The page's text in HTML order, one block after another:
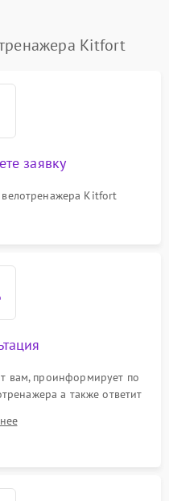
Kitfort
заявку
велотренажера Kitfort
вам, проинформирует по
а также ответит